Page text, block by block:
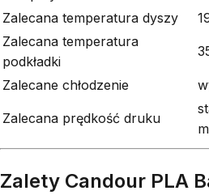
Zalecana temperatura dyszy
Zalecana temperatura
podkładki
Zalecane chłodzenie
Zalecana prędkość druku
Zalety Candour PLA